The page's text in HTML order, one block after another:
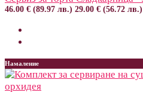
46.00 € (89.97 лв.) 29.00 € (56.72 лв.)
Намаление